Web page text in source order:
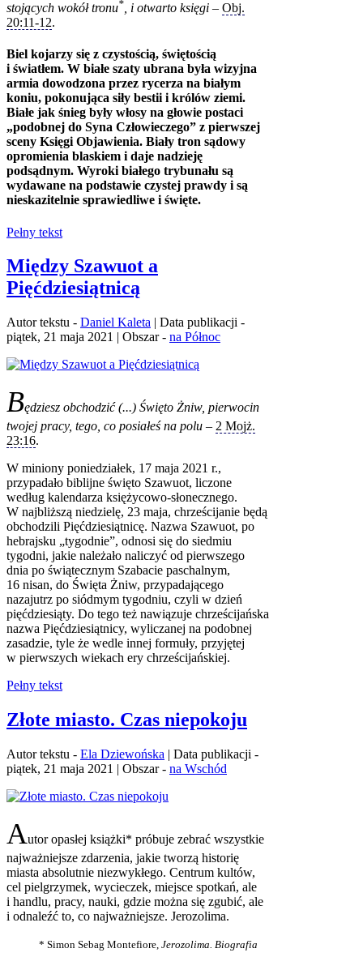
stojących wokół tronu* , i otwarto księgi – Obj.
20:11‑12.
Biel kojarzy się z czystością, świętością
i światłem. W białe szaty ubrana była wizyjna
armia dowodzona przez rycerza na białym
koniu, pokonująca siły bestii i królów ziemi.
Białe jak śnieg były włosy na głowie postaci
„podobnej do Syna Człowieczego” z pierwszej
sceny Księgi Objawienia. Biały tron sądowy
opromienia blaskiem i daje nadzieję
podsądnym. Wyroki białego trybunału są
wydawane na podstawie czystej prawdy i są
nieskazitelnie sprawiedliwe i święte.
Pełny tekst
Między Szawuot a
Pięćdziesiątnicą
Autor tekstu - Daniel Kaleta | Data publikacji -
piątek, 21 maja 2021 | Obszar - na Północ
Będziesz obchodzić (...) Święto Żniw, pierwocin
twojej pracy, tego, co posiałeś na polu – 2 Mojż.
23:16.
W miniony poniedziałek, 17 maja 2021 r.,
przypadało biblijne święto Szawuot, liczone
według kalendarza księżycowo-słonecznego.
W najbliższą niedzielę, 23 maja, chrześcijanie będą
obchodzili Pięćdziesiątnicę. Nazwa Szawuot, po
hebrajsku „tygodnie”, odnosi się do siedmiu
tygodni, jakie należało naliczyć od pierwszego
dnia po świątecznym Szabacie paschalnym,
16 nisan, do Święta Żniw, przypadającego
nazajutrz po siódmym tygodniu, czyli w dzień
pięćdziesiąty. Do tego też nawiązuje chrześcijańska
nazwa Pięćdziesiątnicy, wyliczanej na podobnej
zasadzie, tyle że wedle innej formuły, przyjętej
w pierwszych wiekach ery chrześcijańskiej.
Pełny tekst
Złote miasto. Czas niepokoju
Autor tekstu - Ela Dziewońska | Data publikacji -
piątek, 21 maja 2021 | Obszar - na Wschód
Autor opasłej książki* próbuje zebrać wszystkie
najważniejsze zdarzenia, jakie tworzą historię
miasta absolutnie niezwykłego. Centrum kultów,
cel pielgrzymek, wycieczek, miejsce spotkań, ale
i handlu, pracy, nauki, gdzie można się zgubić, ale
i odnaleźć to, co najważniejsze. Jerozolima.
* Simon Sebag Montefiore, Jerozolima. Biografia